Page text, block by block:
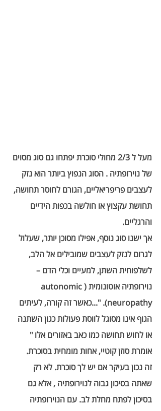
מעל ל 2/3 מחולי סוכרת יפתחו גם סוג מסוים
של נוירופתיה . הסוג הנפוץ ביותר הוא נזק
לעצבים פריפריאליים, הגורם לחוסר תחושה,
תחושת עקצוץ או חולשה בכפות הידיים
והרגליים.
אך ישנו סוג נוסף, אפילו מסוכן יותר, שעלול
לגרום לנזק לעצבים שמובילים אל הלב,
לשלפוחית השתן, למעיים וכלי הדם –
נוירופתיה אוטונומית (autonomic
neuropathy). "...כאשר זה קורה, לעיתים
הגוף אינו מסוגל לווסת פעולות כגון השתנה
או לחוש תחושה כמו כאב באזורים אלו "
אומרת סוזן קוטיי, אחות מומחית בסוכרת.
זה נכון בעיקר אם יש לך סוכרת. לא רק
שאתה בסיכון גבוה לנוירופתיה , אלא גם
בסיכון לפתח מחלת לב. עם הנוירופתיה